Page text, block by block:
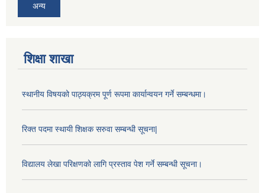
अन्य
शिक्षा शाखा
स्थानीय विषयको पाठ्यक्रम पूर्ण रूपमा कार्यान्वयन गर्ने सम्बन्धमा।
रिक्त पदमा स्थायी शिक्षक सरुवा सम्बन्धी सूचना|
विद्यालय लेखा परिक्षणको लागि प्रस्ताव पेश गर्ने सम्बन्धी सूचना।